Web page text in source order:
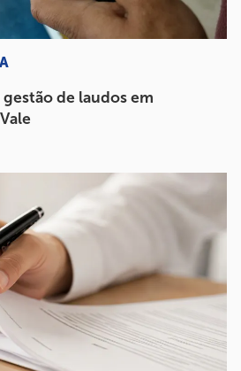
gestão de laudos em